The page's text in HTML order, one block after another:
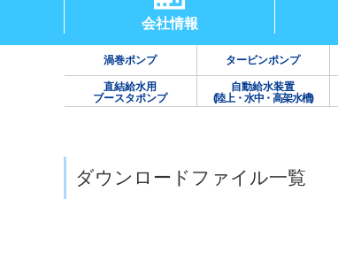
会社情報
渦巻ポンプ タービンポンプ
直結給水用
ブースタポンプ
自動給水装置
(陸上・水中・高架水槽)
ダウンロードファイル一覧